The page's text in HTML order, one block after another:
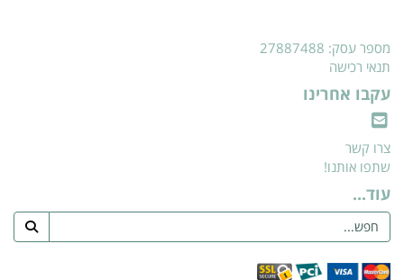
מספר עסק: 27887488
תנאי רכישה
עקבו אחרינו
צרו קשר
שתפו אותנו!
עוד...